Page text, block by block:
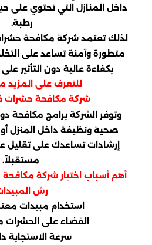
داخل المنازل التي تحتوي على
رطبة.
لذلك تعتمد شركة مكافحة
متطورة وآمنة تساعد على
بكفاءة عالية دون التأثير
للتعرف على المزيد
شركة مكافحة حشرات
وتوفر الشركة برامج مكافحة
صحية ونظيفة داخل المنزل
إرشادات تساعدك على تقليل
مستقبلاً.
أهم أسباب اختيار شركة
رش
استخدام مبيدات
القضاء على الحشرات
سرعة الاستجابة